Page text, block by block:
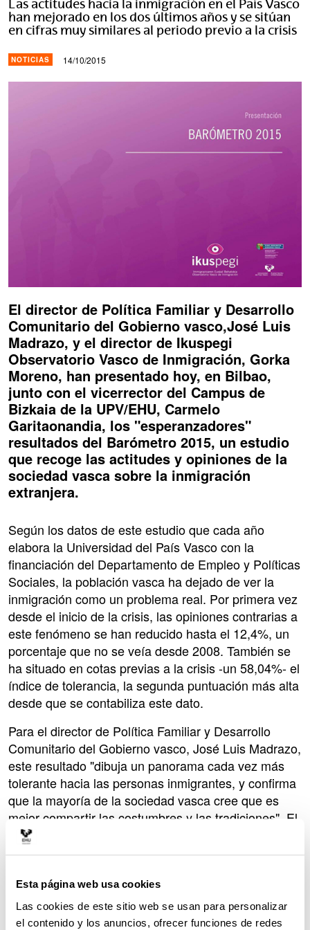
Esta página web usa cookies
Las cookies de este sitio web se usan para personalizar
el contenido y los anuncios, ofrecer funciones de redes
Las actitudes hacia la inmigración en el País Vasco
han mejorado en los dos últimos años y se sitúan
en cifras muy similares al periodo previo a la crisis
NOTICIAS 14/10/2015
El director de Política Familiar y Desarrollo
Comunitario del Gobierno vasco,José Luis
Madrazo, y el director de Ikuspegi
Observatorio Vasco de Inmigración, Gorka
Moreno, han presentado hoy, en Bilbao,
junto con el vicerrector del Campus de
Bizkaia de la UPV/EHU, Carmelo
Garitaonandia, los "esperanzadores"
resultados del Barómetro 2015, un estudio
que recoge las actitudes y opiniones de la
sociedad vasca sobre la inmigración
extranjera.
Según los datos de este estudio que cada año
elabora la Universidad del País Vasco con la
financiación del Departamento de Empleo y Políticas
Sociales, la población vasca ha dejado de ver la
inmigración como un problema real. Por primera vez
desde el inicio de la crisis, las opiniones contrarias a
este fenómeno se han reducido hasta el 12,4%, un
porcentaje que no se veía desde 2008. También se
ha situado en cotas previas a la crisis -un 58,04%- el
índice de tolerancia, la segunda puntuación más alta
desde que se contabiliza este dato.
Para el director de Política Familiar y Desarrollo
Comunitario del Gobierno vasco, José Luis Madrazo,
este resultado "dibuja un panorama cada vez más
tolerante hacia las personas inmigrantes, y confirma
que la mayoría de la sociedad vasca cree que es
mejor compartir las costumbres y las tradiciones". El
porcentaje de personas que creen que a la población
inmigrante irregular habría que expulsarla desciende
sensiblemente inferior al 16,6% de 2013 o al 21,3%
de 2012.